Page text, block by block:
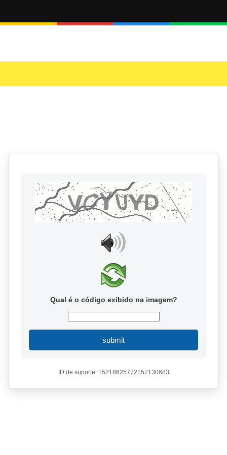
Qual é o código exibido na imagem?
submit
ID de suporte: 15218625772157130683